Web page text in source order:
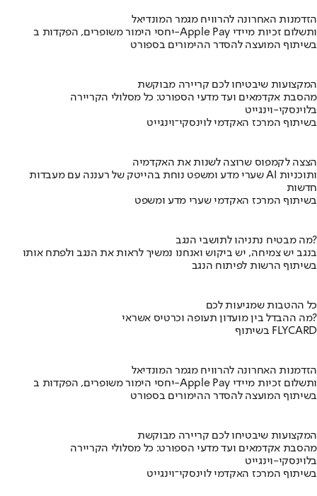
הזדמנות האחרונה להרוויח מגמר המונדיאל
יחסי הימור משופרים, הפקדות ב-Apple Pay ותשלום זכיות מיידי
בשיתוף המועצה להסדר ההימורים בספורט
המקצועות שיבטיחו לכם קריירה מבוקשת
מהסבת אקדמאים ועד מדעי הספורט: כל מסלולי הקריירה
בלוינסקי-וינגייט
בשיתוף המרכז האקדמי לוינסקי־וינגייט
הצצה לקמפוס שרוצה לשנות את האקדמיה
שערי מדע ומשפט נוחת בהייטק של רעננה עם מעבדות AI ותוכניות
חדשות
בשיתוף המרכז האקדמי שערי מדע ומשפט
מה מבטיח נתניהו לתושבי הנגב?
בנגב יש צמיחה, יש ביקוש ואנחנו נמשיך לראות את הנגב ולפתח אותו
בשיתוף הרשות לפיתוח הנגב
כל ההטבות שמגיעות לכם
מה ההבדל בין מועדון תעופה וכרטיס אשראי?
בשיתוף FLYCARD
הזדמנות האחרונה להרוויח מגמר המונדיאל
יחסי הימור משופרים, הפקדות ב-Apple Pay ותשלום זכיות מיידי
בשיתוף המועצה להסדר ההימורים בספורט
המקצועות שיבטיחו לכם קריירה מבוקשת
מהסבת אקדמאים ועד מדעי הספורט: כל מסלולי הקריירה
בלוינסקי-וינגייט
בשיתוף המרכז האקדמי לוינסקי־וינגייט